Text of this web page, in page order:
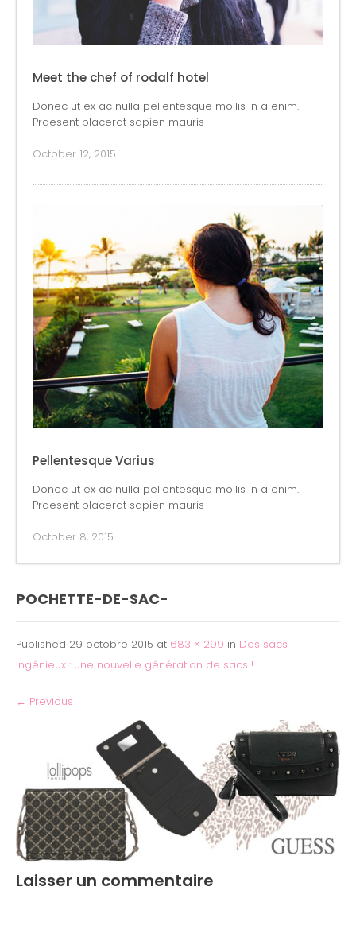
Meet the chef of rodalf hotel
Donec ut ex ac nulla pellentesque mollis in a enim.
Praesent placerat sapien mauris
October 12, 2015
Pellentesque Varius
Donec ut ex ac nulla pellentesque mollis in a enim.
Praesent placerat sapien mauris
October 8, 2015
POCHETTE-DE-SAC-
Published 29 octobre 2015 at 683 × 299 in Des sacs
ingénieux : une nouvelle génération de sacs !
← Previous
Laisser un commentaire